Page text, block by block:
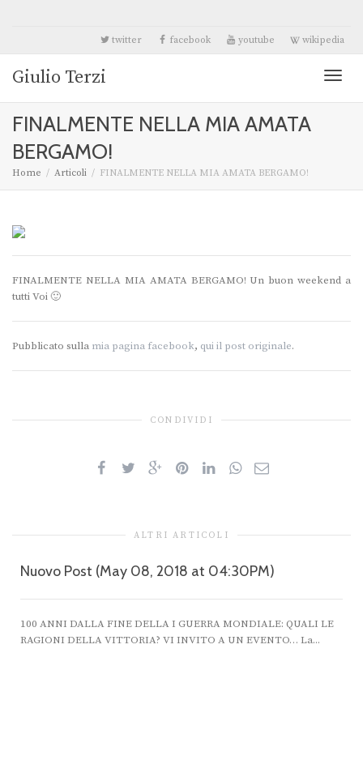
twitter facebook youtube wikipedia
Giulio Terzi
FINALMENTE NELLA MIA AMATA
BERGAMO!
Home Articoli FINALMENTE NELLA MIA AMATA BERGAMO!
FINALMENTE NELLA MIA AMATA BERGAMO! Un buon weekend a
tutti Voi 🙂
Pubblicato sulla mia pagina facebook, qui il post originale.
CONDIVIDI
ALTRI ARTICOLI
Nuovo Post (May 08, 2018 at 04:30PM)
100 ANNI DALLA FINE DELLA I GUERRA MONDIALE: QUALI LE
RAGIONI DELLA VITTORIA? VI INVITO A UN EVENTO… La...